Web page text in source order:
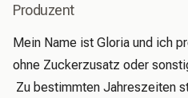
Produzent
Mein Name ist Gloria und ich
ohne Zuckerzusatz oder
Zu bestimmten Jahreszeiten